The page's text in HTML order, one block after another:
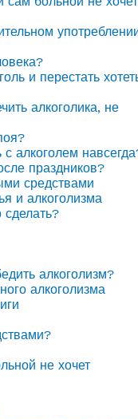
и перестать
алкоголика, не
с алкоголем
праздников?
средствами
и алкоголизма
сделать?
алкоголизм?
алкоголизма
не хочет